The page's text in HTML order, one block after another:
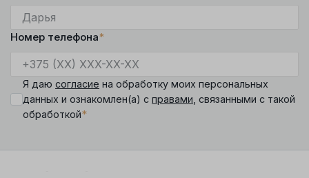
Номер телефона*
Я даю согласие на обработку моих персональных
данных и ознакомлен(а) с правами , связанными с такой
обработкой*